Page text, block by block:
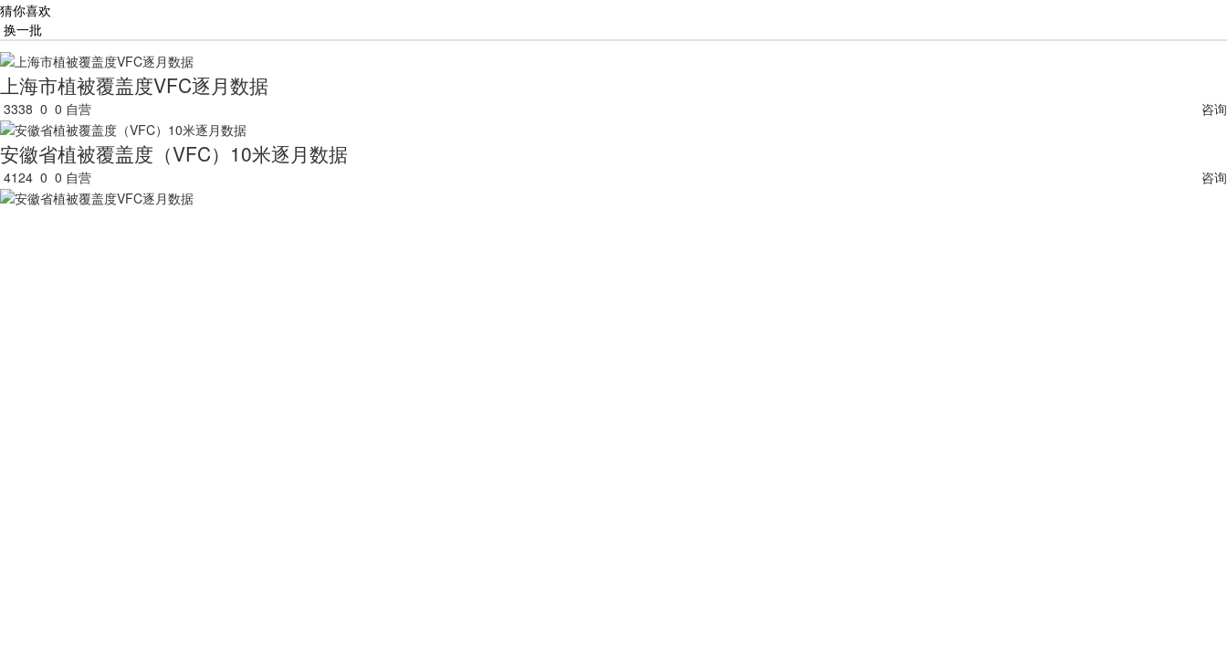
猜你喜欢
换一批
上海市植被覆盖度VFC逐月数据
3338 0 0 自营 咨询
安徽省植被覆盖度（VFC）10米逐月数据
4124 0 0 自营 咨询